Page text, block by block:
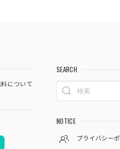
について
SEARCH
NOTICE
プライバシー